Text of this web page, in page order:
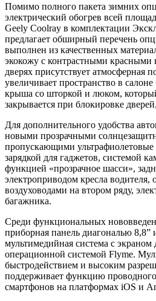
Помимо полного пакета зимних
электрический обогрев всей
Geely Coolray в комплектации
предлагает обширный перечень
выполнен из качественных
экокожу с контрастными красными
дверях присутствует атмосферная
увеличивает пространство в
крыша со шторкой и люком,
закрывается при блокировке
Для дополнительного удобства
новыми прозрачными
пропускающими ультрафиолетовые
зарядкой для гаджетов, системой
функцией «прозрачное шасси»,
электроприводом кресла водителя,
воздуховодами на втором ряду,
багажника.
Среди функциональных
приборная панель диагональю 8,8”
мультимедийная система с экраном
операционной системой Flyme.
быстродействием и высоким
поддерживает функцию
смартфонов на платформах iOS и